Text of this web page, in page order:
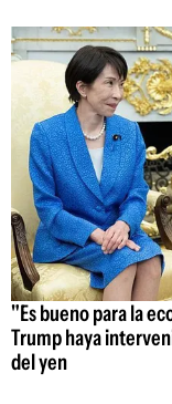
"Es bueno para la
Trump haya
del yen